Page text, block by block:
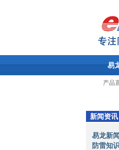
易
产品
新闻资讯
易龙新闻
防雷知识